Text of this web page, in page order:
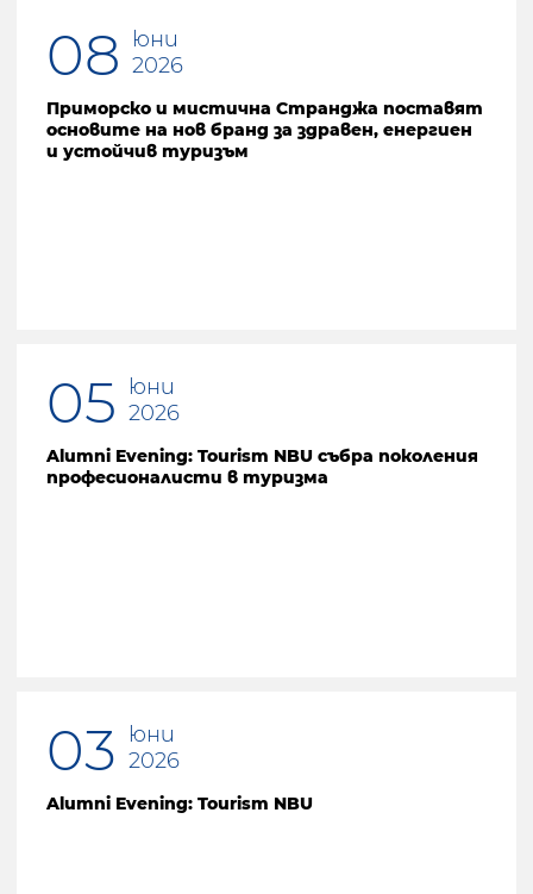
08
юни
2026
Приморско и мистична Странджа поставят
основите на нов бранд за здравен, енергиен
и устойчив туризъм
05
юни
2026
Alumni Evening: Tourism NBU събра поколения
професионалисти в туризма
03
юни
2026
Alumni Evening: Tourism NBU